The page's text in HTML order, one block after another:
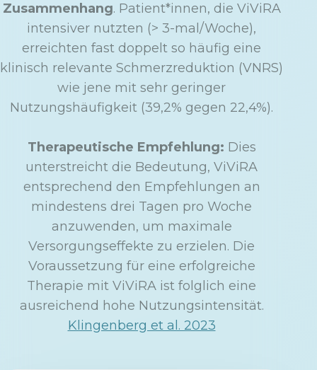
Zusammenhang. Patient*innen, die ViViRA
intensiver nutzten (> 3-mal/Woche),
erreichten fast doppelt so häufig eine
klinisch relevante Schmerzreduktion (VNRS)
wie jene mit sehr geringer
Nutzungshäufigkeit (39,2% gegen 22,4%).
Therapeutische Empfehlung: Dies
unterstreicht die Bedeutung, ViViRA
entsprechend den Empfehlungen an
mindestens drei Tagen pro Woche
anzuwenden, um maximale
Versorgungseffekte zu erzielen. Die
Voraussetzung für eine erfolgreiche
Therapie mit ViViRA ist folglich eine
ausreichend hohe Nutzungsintensität.
Klingenberg et al. 2023